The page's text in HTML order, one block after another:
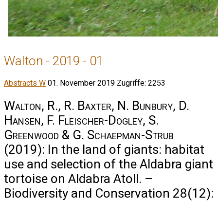
Walton - 2019 - 01
Abstracts W 01. November 2019 Zugriffe: 2253
Walton, R., R. Baxter, N. Bunbury, D.
Hansen, F. Fleischer-Dogley, S.
Greenwood & G. Schaepman-Strub
(2019): In the land of giants: habitat
use and selection of the Aldabra giant
tortoise on Aldabra Atoll. –
Biodiversity and Conservation 28(12):